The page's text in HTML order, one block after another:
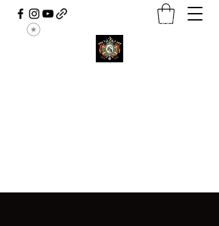
contact.ouardavoyance@gmail.com